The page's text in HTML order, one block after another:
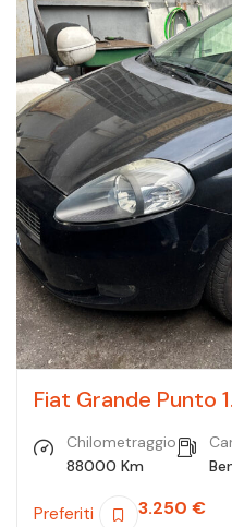
Fiat Grande Punto
Chilometraggio
88000 Km
Preferiti 3.250 €